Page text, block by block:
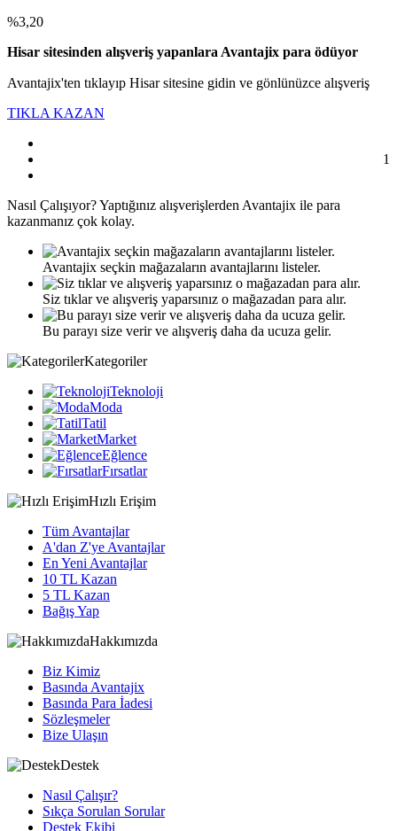
%3,20
Hisar sitesinden alışveriş yapanlara Avantajix para ödüyor
Avantajix'ten tıklayıp Hisar sitesine gidin ve gönlünüzce alışveriş
TIKLA KAZAN
1
Nasıl Çalışıyor?Yaptığınız alışverişlerden Avantajix ile para
kazanmanız çok kolay.
Avantajix seçkin mağazaların avantajlarını listeler.
Siz tıklar ve alışveriş yaparsınız o mağazadan para alır.
Bu parayı size verir ve alışveriş daha da ucuza gelir.
Kategoriler
Teknoloji
Moda
Tatil
Market
Eğlence
Fırsatlar
Hızlı Erişim
Tüm Avantajlar
A'dan Z'ye Avantajlar
En Yeni Avantajlar
10 TL Kazan
5 TL Kazan
Bağış Yap
Hakkımızda
Biz Kimiz
Basında Avantajix
Basında Para İadesi
Sözleşmeler
Bize Ulaşın
Destek
Nasıl Çalışır?
Sıkça Sorulan Sorular
Destek Ekibi